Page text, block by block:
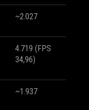
~2.027
4.719 (FPS
34,96)
~1.937